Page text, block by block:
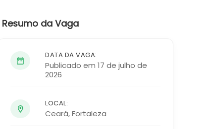
Resumo da Vaga
DATA DA VAGA:
Publicado em 17 de julho de
2026
LOCAL:
Ceará,Fortaleza